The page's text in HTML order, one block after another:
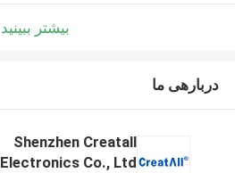
بیشتر ببینید
دربارهی ما
Shenzhen Creatall